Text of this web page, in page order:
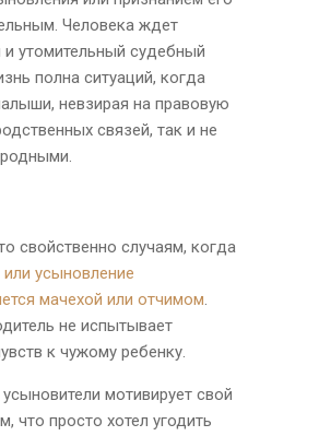
Человека ждет
и утомительный судебный
полна ситуаций, когда
невзирая на правовую
связей, так и не
свойственно случаям, когда
усыновление
мачехой или отчимом.
не испытывает
к чужому ребенку.
мотивирует свой
что просто хотел угодить